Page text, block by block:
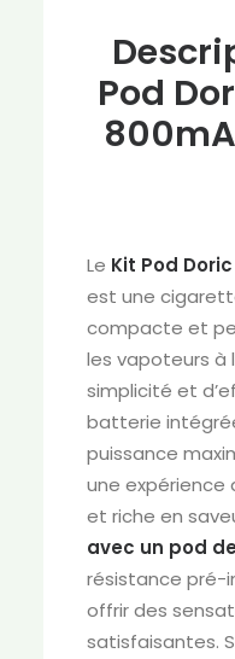
Pod
Le Kit Pod
est une
compacte et
les vapoteurs à
simplicité et
batterie
puissance
une
et riche en
avec un pod
résistance pré-
offrir des
satisfaisantes.